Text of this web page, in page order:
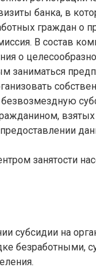
банка, в
граждан о
В состав
о
взятых
занятости
субсидии на
безработными,